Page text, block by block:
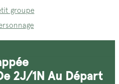
groupe
2J/1N Au Départ